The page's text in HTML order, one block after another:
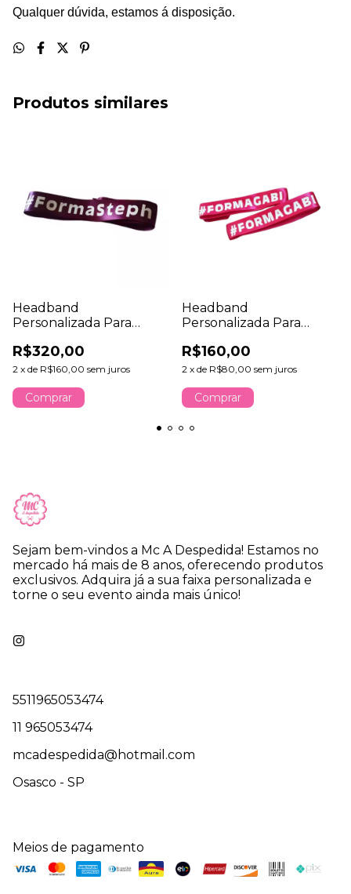
Qualquer dúvida, estamos á disposição.
Produtos similares
Headband
Personalizada Para
Kit com 40 Unidades
R$320,00
2 x de R$160,00 sem juros
Comprar
Headband
Personalizada Para
Kit com 20 Unidades
R$160,00
2 x de R$80,00 sem juros
Comprar
Sejam bem-vindos a Mc A Despedida! Estamos no
mercado há mais de 8 anos, oferecendo produtos
exclusivos. Adquira já a sua faixa personalizada e
torne o seu evento ainda mais único!
5511965053474
11 965053474
mcadespedida@hotmail.com
Osasco - SP
Meios de pagamento